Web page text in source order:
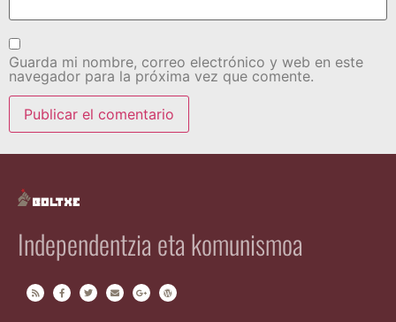
Guarda mi nombre, correo electrónico y web en este
navegador para la próxima vez que comente.
Independentzia eta komunismoa